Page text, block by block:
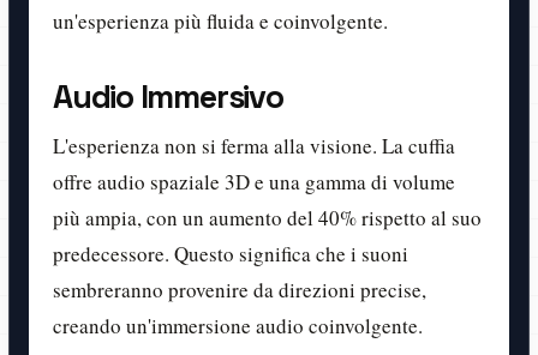
un'esperienza più fluida e coinvolgente.
Audio Immersivo
L'esperienza non si ferma alla visione. La cuffia
offre audio spaziale 3D e una gamma di volume
più ampia, con un aumento del 40% rispetto al suo
predecessore. Questo significa che i suoni
sembreranno provenire da direzioni precise,
creando un'immersione audio coinvolgente.